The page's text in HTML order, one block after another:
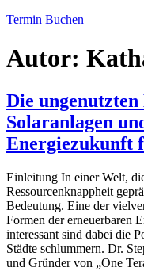
Termin Buchen
Autor:
Die
Solaranlagen
Energiezukunft
Einleitung In einer Welt,
Ressourcenknappheit
Bedeutung. Eine der
Formen der erneuerbaren
interessant sind dabei die
Städte schlummern. Dr.
und Gründer von „One